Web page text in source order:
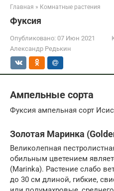
Главная » Комнатные растения
Фуксия
Опубликовано: 07 Июн 2021
Александр Редькин
Ампельные сорта
Фуксия ампельная сорт
Золотая Маринка
Великолепная
обильным цветением
(Marinka). Растение слабо
до 30 см длиной, гибкие,